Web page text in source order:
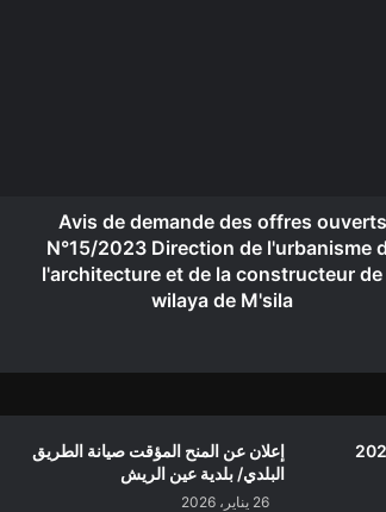
Avis de demande des offres ouverts
N°15/2023 Direction de l'urbanisme
l'architecture et de la constructeur de
wilaya de M'sila
2022/01
إعلان عن المنح المؤقت صيانة الطريق
البلدي/ بلدية عين الريش
26 يناير، 2026